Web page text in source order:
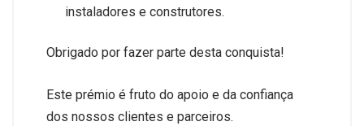
instaladores e construtores.
Obrigado por fazer parte desta conquista!
Este prémio é fruto do apoio e da confiança
dos nossos clientes e parceiros.